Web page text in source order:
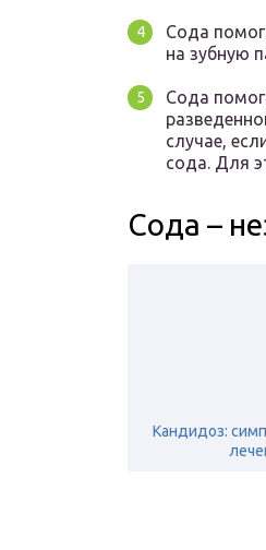
Сода
на зубную
Сода
случае,
сода. Для
Сода –
Кандидоз: